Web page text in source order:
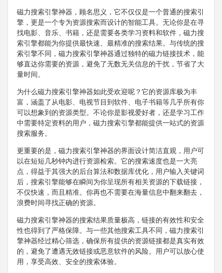
磁力搜索引擎神器，顾名思义，它不仅仅是一个普通的搜索引
擎，更是一个专为资源搜索而设计的智能工具。无论你是在寻
找电影、音乐、书籍，还是需要各类学习资料和软件，磁力搜
索引擎都能为你提供最快速、最精准的搜索结果。与传统的搜
索引擎不同，磁力搜索引擎神器通过独特的磁力链接技术，能
够直达你需要的资源，避免了无数无关信息的干扰，节省了大
量时间。
为什么磁力搜索引擎神器如此受欢迎呢？它的资源库极为丰
富，涵盖了从电影、电视节目到软件、电子书籍等几乎所有你
可以想象到的资源类型。不论你是影视爱好者，还是学习工作
中需要特定资料的用户，磁力搜索引擎都能提供一站式的资源
搜索服务。
更重要的是，磁力搜索引擎神器的界面设计简洁直观，用户可
以在短短几秒钟内进行资源检索。它的搜索速度也是一大亮
点，得益于其强大的后台算法和数据库优化，用户输入关键词
后，搜索引擎能够在瞬间为你呈现所有相关资源的下载链接，
不仅快速，而且精准。你再也不需要在海量信息中翻来翻去，
浪费时间寻找正确的资源。
磁力搜索引擎神器的搜索结果质量极高，链接的有效性和安全
性也得到了严格保障。与一些其他搜索工具不同，磁力搜索引
擎神器经过精心筛选，确保所有提供的资源链接都是真实有效
的，避免了遭遇无效链接或恶意软件的风险。用户可以放心使
用，享受高效、安全的搜索体验。